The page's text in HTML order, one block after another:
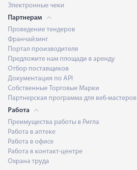
Электронные чеки
Партнерам
Проведение тендеров
Франчайзинг
Портал производителя
Предложите нам площади в аренду
Отбор поставщиков
Документация по API
Собственные Торговые Марки
Партнерская программа для веб-мастеров
Работа
Преимущества работы в Ригла
Работа в аптеке
Работа в офисе
Работа в контакт-центре
Охрана труда